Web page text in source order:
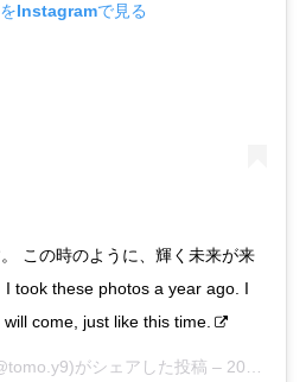
Instagramで見る
この時のように、輝く未来が来
I took these photos a year ago. I
come, just like this time.
がシェアした投稿 – 2020年 5月月31日午後8時02分PDT